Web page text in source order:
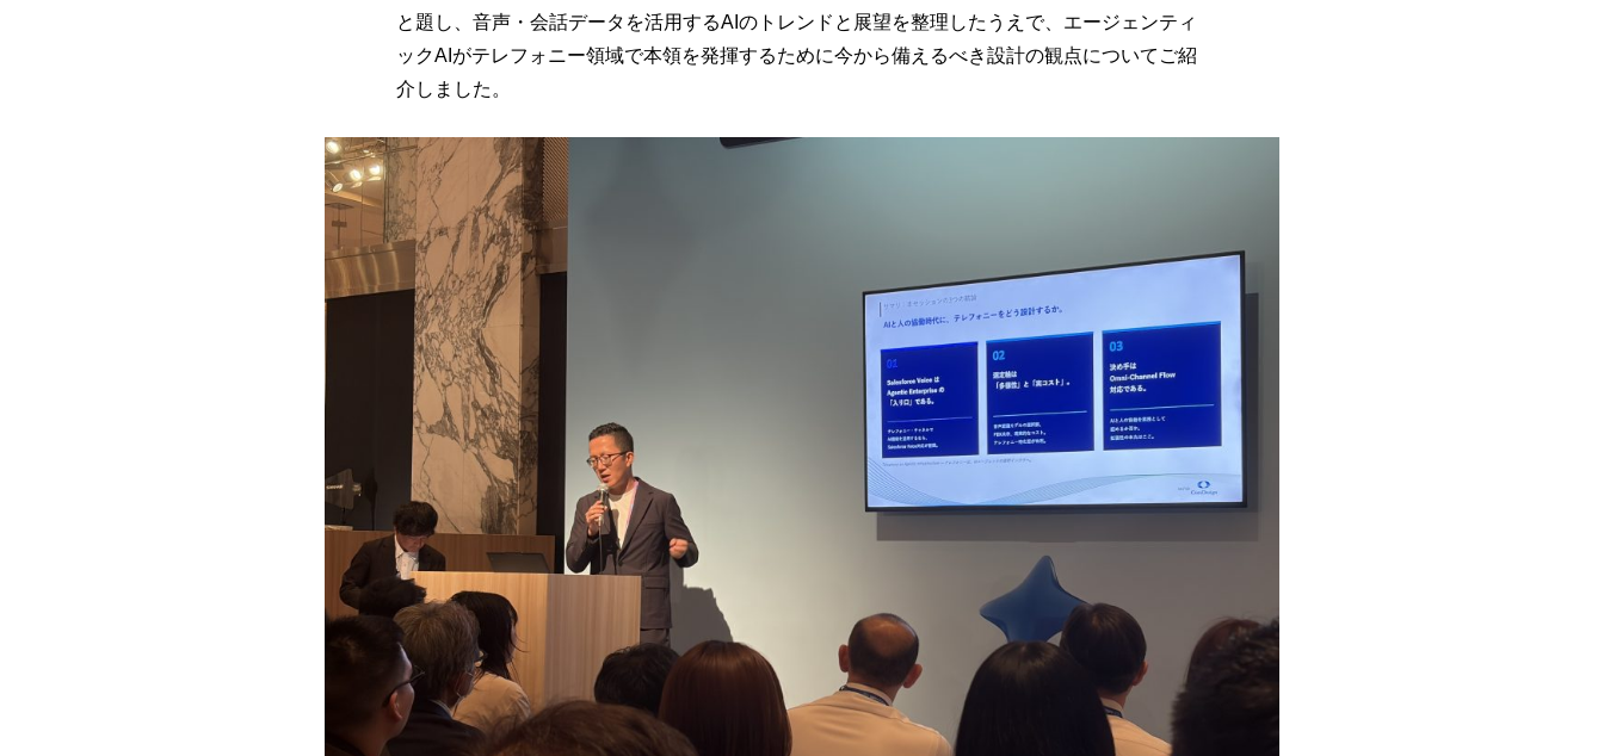
と題し、音声・会話データを活用するAIのトレンドと展望を整理したうえで、エージェンティ
ックAIがテレフォニー領域で本領を発揮するために今から備えるべき設計の観点についてご紹
介しました。